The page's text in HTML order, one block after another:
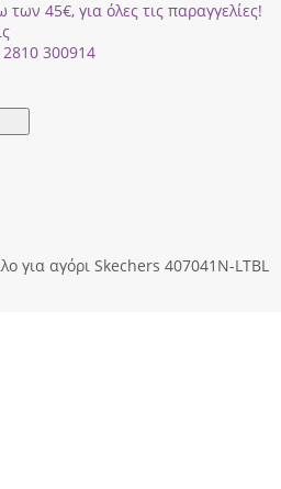
45€, για όλες τις παραγγελίες!
2810 300914
για αγόρι Skechers 407041Ν-LΤΒL